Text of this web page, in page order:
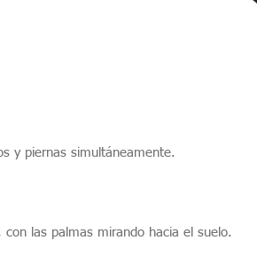
y piernas simultáneamente.
las palmas mirando hacia el suelo.